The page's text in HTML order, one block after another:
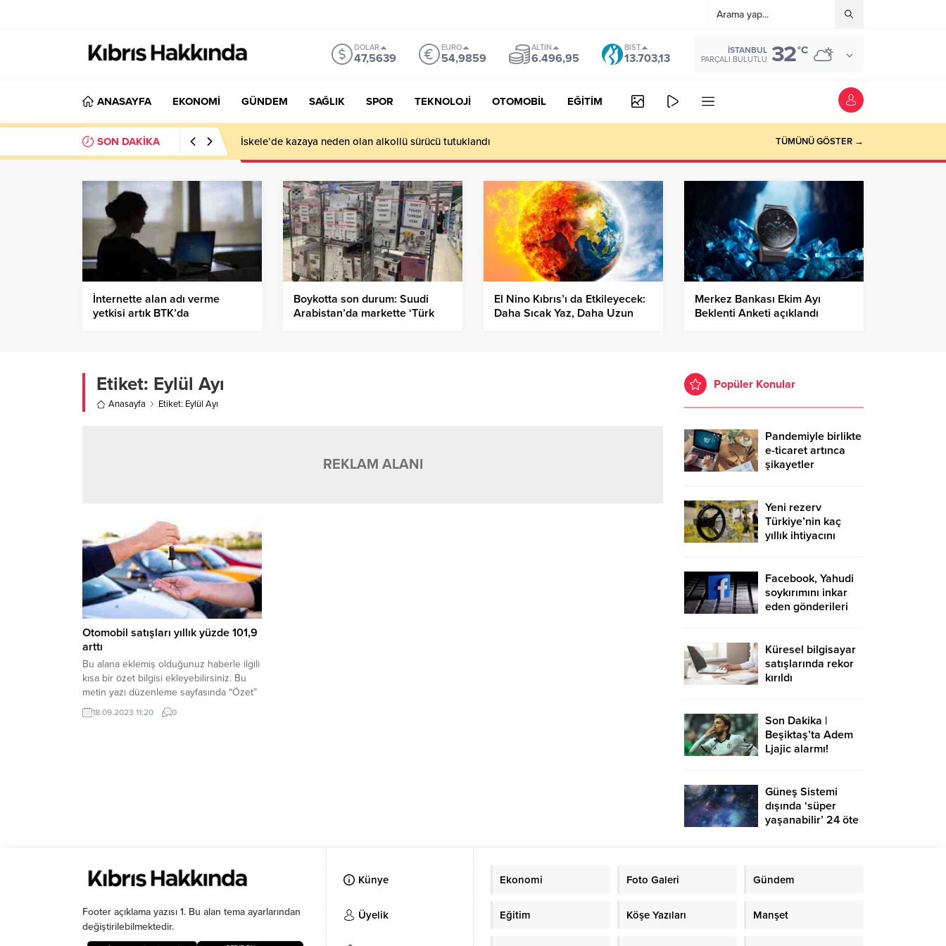
DOLAR
47,5639
EURO
54,9859
ALTIN
6.496,95
BIST
13.703,13
İSTANBUL
PARÇALI BULUTLU 32°C
ANASAYFA EKONOMİ GÜNDEM SAĞLIK SPOR TEKNOLOJİ OTOMOBİL EĞİTİM
SON DAKİKA İskele’de kazaya neden olan alkollü sürücü tutuklandı TÜMÜNÜ GÖSTER →
İnternette alan adı verme
yetkisi artık BTK’da
Boykotta son durum: Suudi
Arabistan’da markette ‘Türk
El Nino Kıbrıs’ı da Etkileyecek:
Daha Sıcak Yaz, Daha Uzun
Merkez Bankası Ekim Ayı
Beklenti Anketi açıklandı
Etiket: Eylül Ayı
Anasayfa Etiket: Eylül Ayı
REKLAM ALANI
Otomobil satışları yıllık yüzde 101,9
arttı
Bu alana eklemiş olduğunuz haberle ilgili
kısa bir özet bilgisi ekleyebilirsiniz. Bu
metin yazı düzenleme sayfasında “Özet”
bölümünden eklenebilir. Özet
eklenmişse başlık altında kalın olarak bu
18.09.2023 11:20 0
Popüler Konular
Pandemiyle birlikte
e-ticaret artınca
şikayetler
Yeni rezerv
Türkiye’nin kaç
yıllık ihtiyacını
Facebook, Yahudi
soykırımını inkar
eden gönderileri
Küresel bilgisayar
satışlarında rekor
kırıldı
Son Dakika |
Beşiktaş’ta Adem
Ljajic alarmı!
Güneş Sistemi
dışında ‘süper
yaşanabilir’ 24 öte
Footer açıklama yazısı 1. Bu alan tema ayarlarından
değiştirilebilmektedir.
Künye
Üyelik
Ekonomi Foto Galeri Gündem
Eğitim Köşe Yazıları Manşet